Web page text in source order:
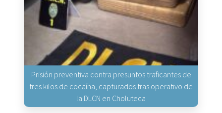
Prisión preventiva contra presuntos traficantes de
tres kilos de cocaína, capturados tras operativo de
la DLCN en Choluteca